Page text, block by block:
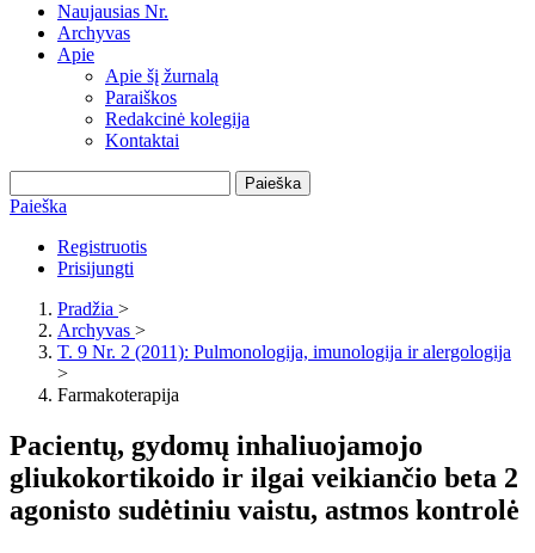
Naujausias Nr.
Archyvas
Apie
Apie šį žurnalą
Paraiškos
Redakcinė kolegija
Kontaktai
Paieška
Paieška
Registruotis
Prisijungti
Pradžia >
Archyvas >
T. 9 Nr. 2 (2011): Pulmonologija, imunologija ir alergologija
>
Farmakoterapija
Pacientų, gydomų inhaliuojamojo
gliukokortikoido ir ilgai veikiančio beta 2
agonisto sudėtiniu vaistu, astmos kontrolė